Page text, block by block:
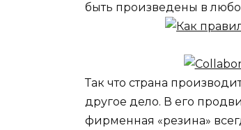
быть произведены в
Так что страна
другое дело. В его
фирменная «резина»